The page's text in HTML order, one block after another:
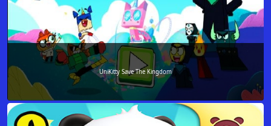
UniKitty Save The Kingdom